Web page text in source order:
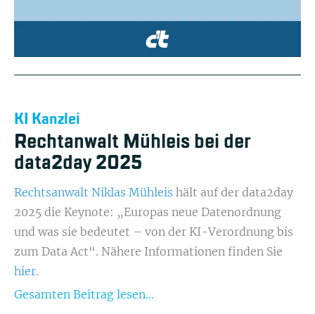
KI Kanzlei
Rechtanwalt Mühleis bei der
data2day 2025
Rechtsanwalt Niklas Mühleis hält auf der data2day
2025 die Keynote: „Europas neue Datenordnung
und was sie bedeutet – von der KI-Verordnung bis
zum Data Act“. Nähere Informationen finden Sie
hier.
Gesamten Beitrag lesen...